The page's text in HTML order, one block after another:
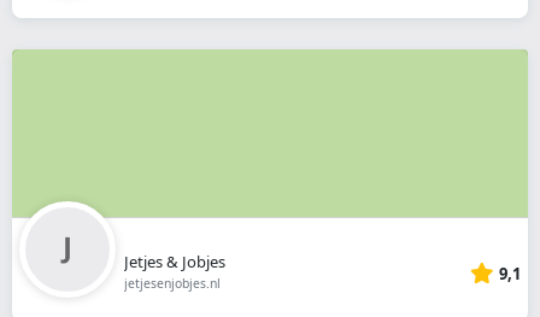
Jetjes & Jobjes
jetjesenjobjes.nl 9,1